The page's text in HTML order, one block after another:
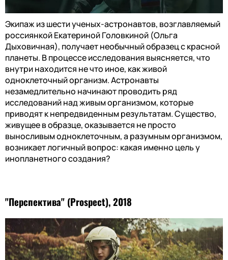
Экипаж из шести ученых-астронавтов, возглавляемый
россиянкой Екатериной Головкиной (Ольга
Дыховичная), получает необычный образец с красной
планеты. В процессе исследования выясняется, что
внутри находится не что иное, как живой
одноклеточный организм. Астронавты
незамедлительно начинают проводить ряд
исследований над живым организмом, которые
приводят к непредвиденным результатам. Существо,
живущее в образце, оказывается не просто
выносливым одноклеточным, а разумным организмом,
возникает логичный вопрос: какая именно цель у
инопланетного создания?
"Перспектива" (Prospect), 2018